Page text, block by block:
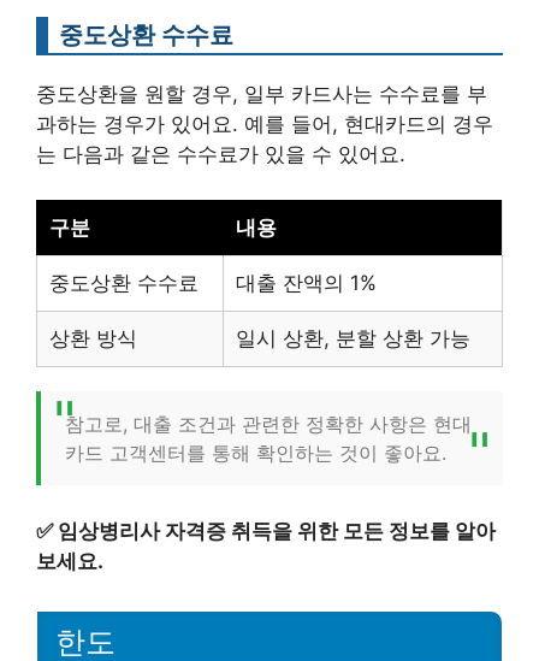
중도상환 수수료
중도상환을 원할 경우, 일부 카드사는 수수료를 부
과하는 경우가 있어요. 예를 들어, 현대카드의 경우
는 다음과 같은 수수료가 있을 수 있어요.
구분 내용
중도상환 수수료 대출 잔액의 1%
상환 방식 일시 상환, 분할 상환 가능
참고로, 대출 조건과 관련한 정확한 사항은 현대
카드 고객센터를 통해 확인하는 것이 좋아요.
✅ 임상병리사 자격증 취득을 위한 모든 정보를 알아
보세요.
한도